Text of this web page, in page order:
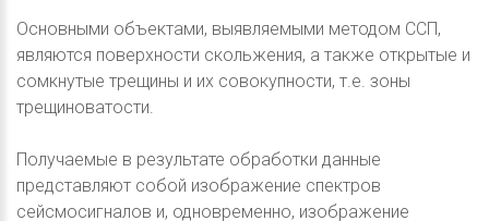
Основными объектами, выявляемыми методом ССП,
являются поверхности скольжения, а также открытые и
сомкнутые трещины и их совокупности, т.е. зоны
трещиноватости.
Получаемые в результате обработки данные
представляют собой изображение спектров
сейсмосигналов и, одновременно, изображение